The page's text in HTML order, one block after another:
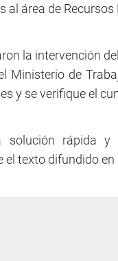
al área de
la intervención
Ministerio de
y se verifique el
solución rápida
el texto difundido en